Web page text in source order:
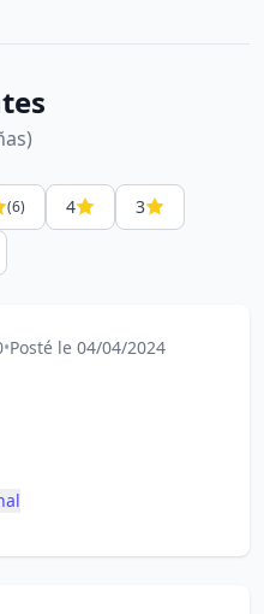
(6) 4
3
•Posté le 04/04/2024